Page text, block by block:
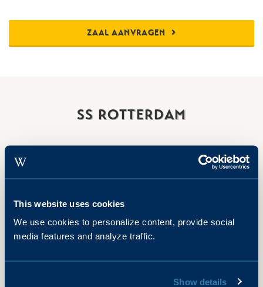
This website uses cookies
We use cookies to personalize content, provide social
media features and analyze traffic.
Show details
ZAAL AANVRAGEN
SS ROTTERDAM